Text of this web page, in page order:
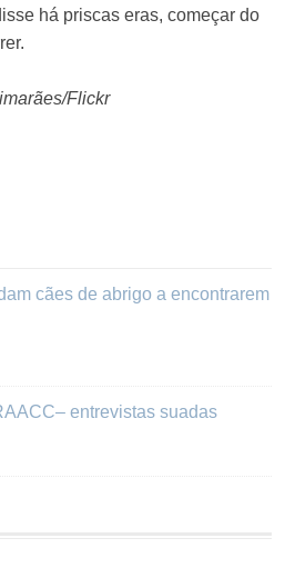
há priscas eras, começar do
Flickr
cães de abrigo a encontrarem
entrevistas suadas